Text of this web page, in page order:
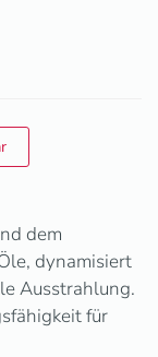
dem
dynamisiert
Ausstrahlung.
für